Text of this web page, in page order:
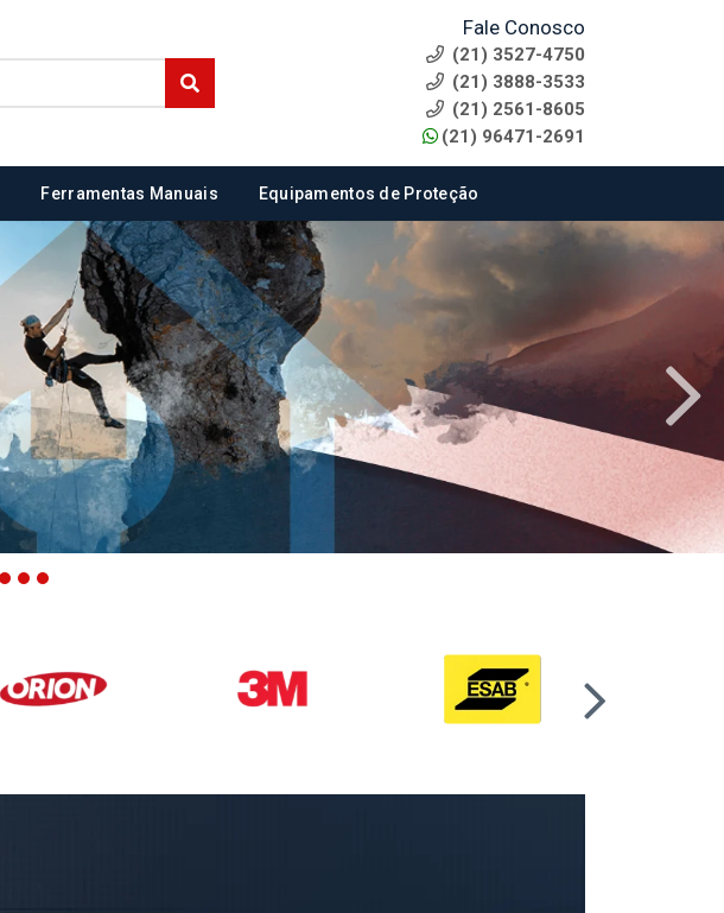
Fale Conosco
(21) 3527-4750
(21) 3888-3533
(21) 2561-8605
(21) 96471-2691
Ferramentas Manuais Equipamentos de Proteção